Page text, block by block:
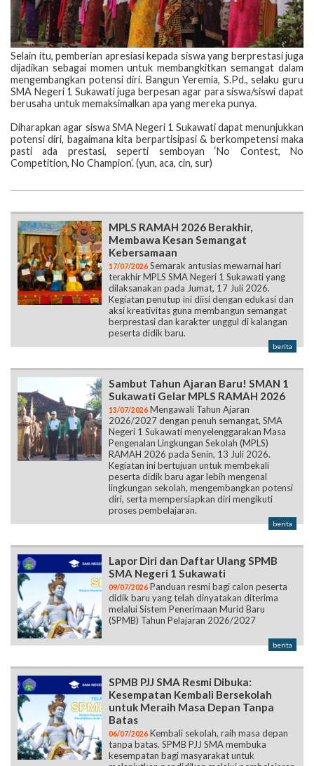
Selain itu, pemberian apresiasi kepada siswa yang berprestasi juga
dijadikan sebagai momen untuk membangkitkan semangat dalam
mengembangkan potensi diri. Bangun Yeremia, S.Pd., selaku guru
SMA Negeri 1 Sukawati juga berpesan agar para siswa/siswi dapat
berusaha untuk memaksimalkan apa yang mereka punya.
​Diharapkan agar siswa SMA Negeri 1 Sukawati dapat menunjukkan
potensi diri, bagaimana kita berpartisipasi & berkompetensi maka
pasti ada prestasi, seperti semboyan ‘No Contest, No
Competition, No Champion’. (yun, aca, cin, sur)
MPLS RAMAH 2026 Berakhir,
Membawa Kesan Semangat
Kebersamaan
17/07/2026 Semarak antusias mewarnai hari
terakhir MPLS SMA Negeri 1 Sukawati yang
dilaksanakan pada Jumat, 17 Juli 2026.
Kegiatan penutup ini diisi dengan edukasi dan
aksi kreativitas guna membangun semangat
berprestasi dan karakter unggul di kalangan
peserta didik baru.
berita
Sambut Tahun Ajaran Baru! SMAN 1
Sukawati Gelar MPLS RAMAH 2026
13/07/2026 Mengawali Tahun Ajaran
2026/2027 dengan penuh semangat, SMA
Negeri 1 Sukawati menyelenggarakan Masa
Pengenalan Lingkungan Sekolah (MPLS)
RAMAH 2026 pada Senin, 13 Juli 2026.
Kegiatan ini bertujuan untuk membekali
peserta didik baru agar lebih mengenal
lingkungan sekolah, mengembangkan potensi
diri, serta mempersiapkan diri mengikuti
proses pembelajaran.
berita
Lapor Diri dan Daftar Ulang SPMB
SMA Negeri 1 Sukawati
09/07/2026 Panduan resmi bagi calon peserta
didik baru yang telah dinyatakan diterima
melalui Sistem Penerimaan Murid Baru
(SPMB) Tahun Pelajaran 2026/2027
berita
SPMB PJJ SMA Resmi Dibuka:
Kesempatan Kembali Bersekolah
untuk Meraih Masa Depan Tanpa
Batas
06/07/2026 Kembali sekolah, raih masa depan
tanpa batas. SPMB PJJ SMA membuka
kesempatan bagi masyarakat untuk